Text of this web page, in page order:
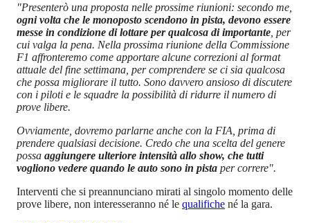
"Presenterò una proposta nelle prossime riunioni: secondo me,
ogni volta che le monoposto scendono in pista, devono essere
messe in condizione di lottare per qualcosa di importante , per
cui valga la pena. Nella prossima riunione della Commissione
F1 affronteremo come apportare alcune correzioni al format
attuale del fine settimana, per comprendere se ci sia qualcosa
che possa migliorare il tutto. Sono davvero ansioso di discutere
con i piloti e le squadre la possibilità di ridurre il numero di
prove libere.
Ovviamente, dovremo parlarne anche con la FIA, prima di
prendere qualsiasi decisione. Credo che una scelta del genere
possa aggiungere ulteriore intensità allo show, che tutti
vogliono vedere quando le auto sono in pista per correre".
Interventi che si preannunciano mirati al singolo momento delle
prove libere, non interesseranno né le qualifiche né la gara.